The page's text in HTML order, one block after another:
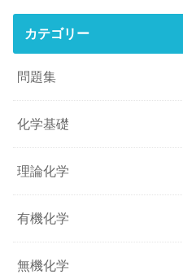
カテゴリー
問題集
化学基礎
理論化学
有機化学
無機化学